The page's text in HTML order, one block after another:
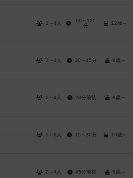
1～4人
60～120
分
12歳～
2～4人 30～45分 8歳～
2～4人 20分前後 8歳～
1～6人 15～30分 10歳～
2～4人 45分前後 8歳～